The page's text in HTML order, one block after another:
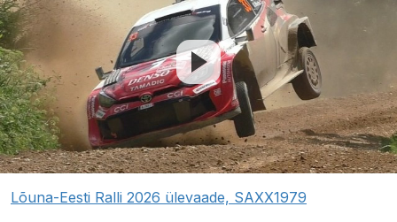
Lõuna-Eesti Ralli 2026 ülevaade, SAXX1979